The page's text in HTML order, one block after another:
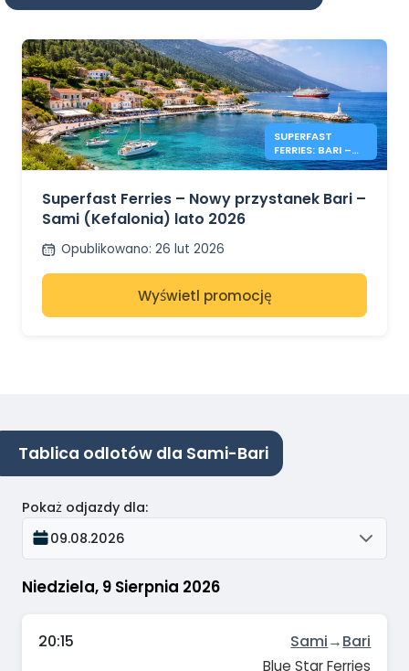
SUPERFAST
FERRIES: BARI –
KEFALONIA 2026
Superfast Ferries – Nowy przystanek Bari –
Sami (Kefalonia) lato 2026
Opublikowano: 26 lut 2026
Wyświetl promocję
Tablica odlotów dla Sami-Bari
Niedziela, 9 Sierpnia 2026
Pokaż odjazdy dla:
09.08.2026
20:15 Sami→Bari
Blue Star Ferries